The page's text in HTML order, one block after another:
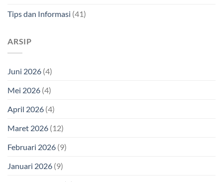
Tips dan Informasi (41)
ARSIP
Juni 2026 (4)
Mei 2026 (4)
April 2026 (4)
Maret 2026 (12)
Februari 2026 (9)
Januari 2026 (9)